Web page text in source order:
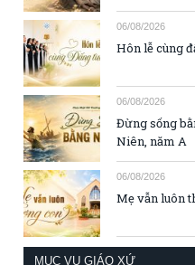
06/08/2026
Hôn lễ cùng
06/08/2026
Đừng sống
Niên, năm A
06/08/2026
Mẹ vẫn luôn
MỤC VỤ GIÁO XỨ